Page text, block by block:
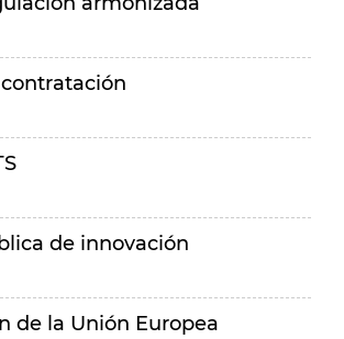
de innovación
de la Unión Europea